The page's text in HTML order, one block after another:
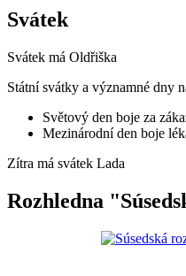
Svátek
Svátek má Oldřiška
Státní svátky a významné dny
Světový den boje za
Mezinárodní den boje
Zítra má svátek Lada
Rozhledna